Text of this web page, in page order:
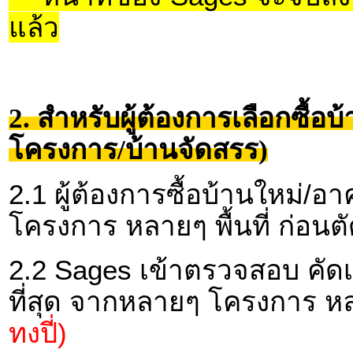
แล้ว
2. สำหรับผู้ต้องการเลือกซื้อ
โครงการ/บ้านจัดสรร)
2.1 ผู้ต้องการซื้อบ้านใหม่/อ
โครงการ หลายๆ พื้นที่ ก่อน
2.2 Sages เข้าตรวจสอบ คั
ที่สุด จากหลายๆ โครงการ
ทงปี่)